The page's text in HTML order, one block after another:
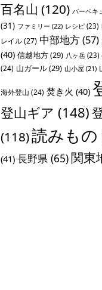
百名山 (120) バーベキ
(31) ファミリー (22) レシピ (23)
レイル(27) 中部地方(57)
(40) 信越地方(29) 八ヶ岳 (23)
(24) 山ガール(29) 山小屋 (21)
海外登山 (24) 焚き火 (40)
登山ギア (148)
(118)読みもの
(41) 長野県 (65)関東